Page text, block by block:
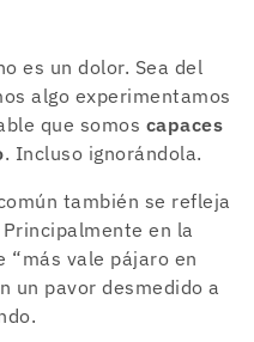
es un dolor. Sea del
algo experimentamos
que somos capaces
. Incluso ignorándola.
también se refleja
en la
“más vale pájaro en
un pavor desmedido a